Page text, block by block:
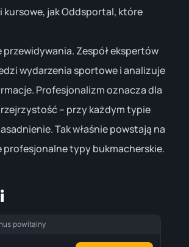
kursowe, jak Oddsportal, które
przewidywania. Zespół ekspertów
wydarzenia sportowe i analizuje
Profesjonalizm oznacza dla
– przy każdym typie
Tak właśnie powstają na
profesjonalne typy bukmacherskie.
powitalny